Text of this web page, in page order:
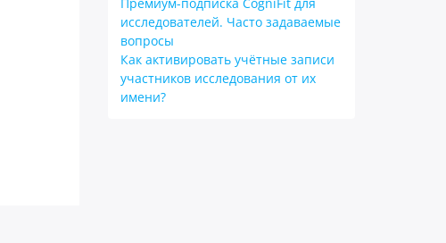
исследователей. Часто задаваемые
вопросы
Как активировать учётные записи
участников исследования от их
имени?